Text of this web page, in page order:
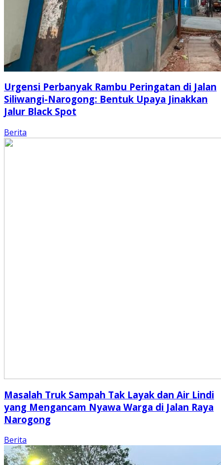
Urgensi Perbanyak Rambu Peringatan di Jalan
Siliwangi-Narogong: Bentuk Upaya Jinakkan
Jalur Black Spot
Berita
Masalah Truk Sampah Tak Layak dan Air Lindi
yang Mengancam Nyawa Warga di Jalan Raya
Narogong
Berita